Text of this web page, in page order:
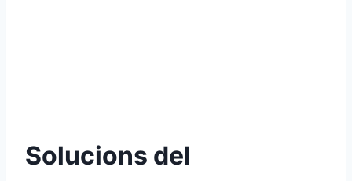
Solucions del